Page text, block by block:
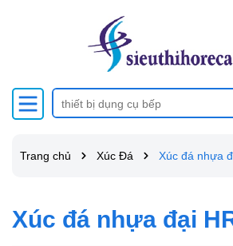
Trang chủ Xúc Đá Xúc đá nhựa
Xúc đá nhựa đại